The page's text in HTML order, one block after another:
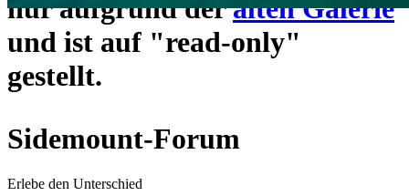
nur aufgrund deralten Galerie
und ist auf "read-only"
gestellt.
Sidemount-Forum
Erlebe den Unterschied